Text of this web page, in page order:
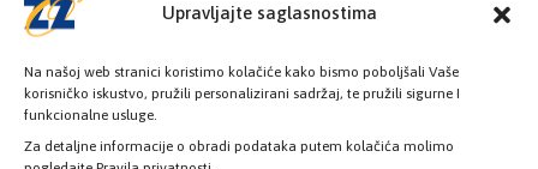
Upravljajte saglasnostima
Na našoj web stranici koristimo kolačiće kako bismo poboljšali Vaše
korisničko iskustvo, pružili personalizirani sadržaj, te pružili sigurne I
funkcionalne usluge.
Za detaljne informacije o obradi podataka putem kolačića molimo
Provjerite status vaše elektronske
zdravstvene kartice
PROVJERITE STATUS